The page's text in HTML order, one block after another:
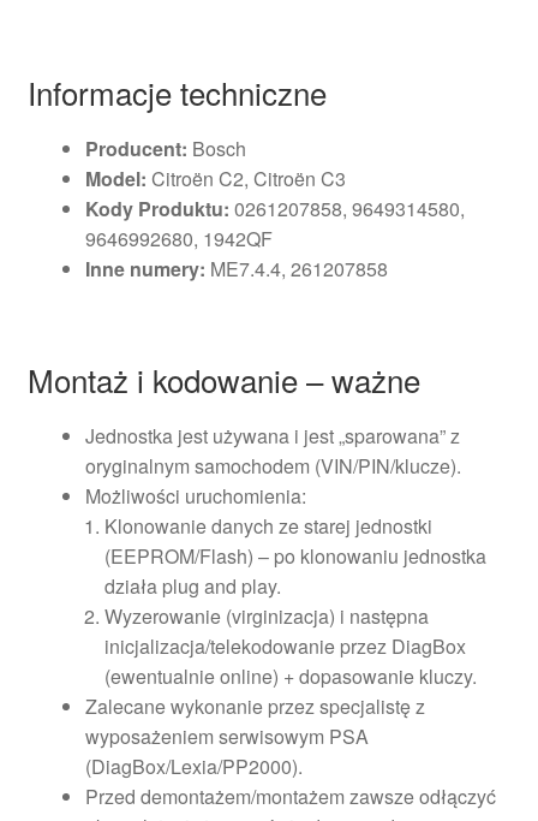
Informacje techniczne
Producent: Bosch
Model: Citroën C2, Citroën C3
Kody Produktu: 0261207858, 9649314580,
9646992680, 1942QF
Inne numery: ME7.4.4, 261207858
Montaż i kodowanie – ważne
Jednostka jest używana i jest „sparowana” z
oryginalnym samochodem (VIN/PIN/klucze).
Możliwości uruchomienia:
Klonowanie danych ze starej jednostki
(EEPROM/Flash) – po klonowaniu jednostka
działa plug and play.
Wyzerowanie (virginizacja) i następna
inicjalizacja/telekodowanie przez DiagBox
(ewentualnie online) + dopasowanie kluczy.
Zalecane wykonanie przez specjalistę z
wyposażeniem serwisowym PSA
(DiagBox/Lexia/PP2000).
Przed demontażem/montażem zawsze odłączyć